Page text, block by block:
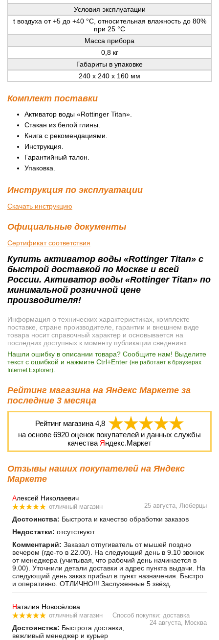
Условия эксплуатации
t воздуха от +5 до +40 °С, относительная влажность до 80%
при 25 °С
Масса прибора
0,8 кг
Габариты в упаковке
240 х 240 х 160 мм
Комплект поставки
Активатор воды «Rottinger Titan».
Стакан из белой глины.
Книга с рекомендациями.
Инструкция.
Гарантийный талон.
Упаковка.
Инструкция по эксплуатации
Скачать инструкцию
Официальные документы
Сертификат соответствия
Купить активатор воды «Rottinger Titan» с
быстрой доставкой по Москве и всей
России. Активатор воды «Rottinger Titan» по
минимальной розничной цене
производителя!
Информация о технических характеристиках, комплекте
поставке, стране производителе, гарантии и внешнем виде
товара носит справочный характер и основывается на
последних доступных к моменту публикации сведениях.
Нашли ошибку в описании товара? Сообщите нам! Выделите
текст с ошибкой и нажмите Ctrl+Enter (не работает в браузерах
Internet Explorer).
Рейтинг магазина на Яндекс Маркете за
последние 3 месяца
Рейтинг магазина 4,8
на основе 6920 оценок покупателей и данных службы
качества Яндекс.Маркет
Отзывы наших покупателей на Яндекс
Маркете
Алексей Николаевич
отличный магазин 25 августа, Люберцы
Достоинства: Быстрота и качество обработки заказов
Недостатки: отсутствуют
Комментарий: Заказал отпугиватель от мышей поздно
вечером (где-то в 22.00). На следующий день в 9.10 звонок
от менеджера (учитывая, что рабочий день начинается в
9.00). Уточнили детали доставки и адрес пункта выдачи. На
следующий день заказ прибыл в пункт назначения. Быстро
и оперативно. ОТЛИЧНО!!! Заслуженные 5 звёзд.
Наталия Новосёлова
отличный магазин
Способ покупки: доставка
24 августа, Москва
Достоинства: Быстрота доставки,
вежливый менеджер и курьер